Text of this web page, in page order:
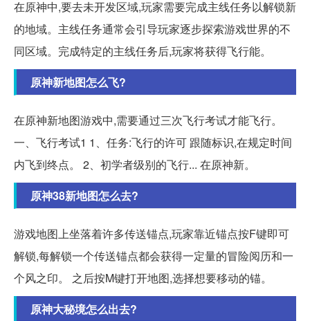
在原神中,要去未开发区域,玩家需要完成主线任务以解锁新
的地域。主线任务通常会引导玩家逐步探索游戏世界的不
同区域。完成特定的主线任务后,玩家将获得飞行能。
原神新地图怎么飞?
在原神新地图游戏中,需要通过三次飞行考试才能飞行。
一、飞行考试1 1、任务:飞行的许可 跟随标识,在规定时间
内飞到终点。 2、初学者级别的飞行... 在原神新。
原神38新地图怎么去?
游戏地图上坐落着许多传送锚点,玩家靠近锚点按F键即可
解锁,每解锁一个传送锚点都会获得一定量的冒险阅历和一
个风之印。 之后按M键打开地图,选择想要移动的锚。
原神大秘境怎么出去?